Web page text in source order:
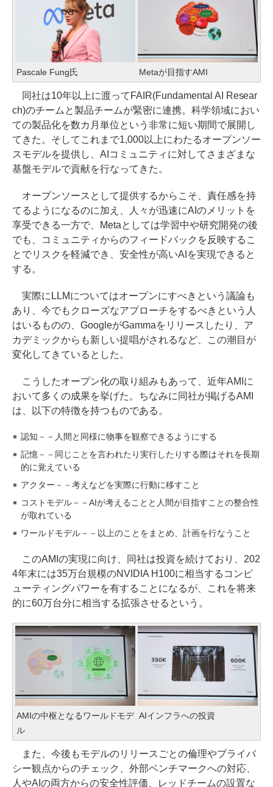
Pascale Fung氏 Metaが目指すAMI
同社は10年以上に渡ってFAIR(Fundamental AI Resear
ch)のチームと製品チームが緊密に連携。科学領域におい
ての製品化を数カ月単位という非常に短い期間で展開し
てきた。そしてこれまで1,000以上にわたるオープンソー
スモデルを提供し、AIコミュニティに対してさまざまな
基盤モデルで貢献を行なってきた。
オープンソースとして提供するからこそ、責任感を持
てるようになるのに加え、人々が迅速にAIのメリットを
享受できる一方で、Metaとしては学習中や研究開発の後
でも、コミュニティからのフィードバックを反映するこ
とでリスクを軽減でき、安全性が高いAIを実現できると
する。
実際にLLMについてはオープンにすべきという議論も
あり、今でもクローズなアプローチをするべきという人
はいるものの、GoogleがGammaをリリースしたり、ア
カデミックからも新しい提唱がされるなど、この潮目が
変化してきているとした。
こうしたオープン化の取り組みもあって、近年AMIに
おいて多くの成果を挙げた。ちなみに同社が掲げるAMI
は、以下の特徴を持つものである。
認知－－人間と同様に物事を観察できるようにする
記憶－－同じことを言われたり実行したりする際はそれを長期
的に覚えている
アクター－－考えなどを実際に行動に移すこと
コストモデル－－AIが考えることと人間が目指すことの整合性
が取れている
ワールドモデル－－以上のことをまとめ、計画を行なうこと
このAMIの実現に向け、同社は投資を続けており、202
4年末には35万台規模のNVIDIA H100に相当するコンピ
ューティングパワーを有することになるが、これを将来
的に60万台分に相当する拡張させるという。
AMIの中枢となるワールドモデ
ル
AIインフラへの投資
また、今後もモデルのリリースごとの倫理やプライバ
シー観点からのチェック、外部ベンチマークへの対応、
人やAIの両方からの安全性評価、レッドチームの設置な